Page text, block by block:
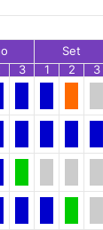
Set
3 1 2 3